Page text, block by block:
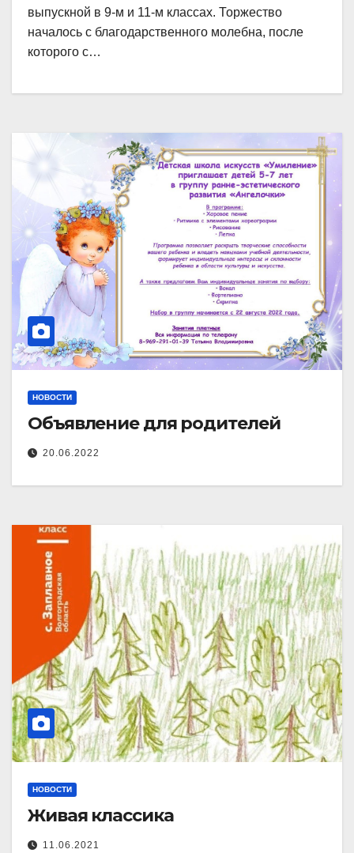
выпускной в 9-м и 11-м классах. Торжество
началось с благодарственного молебна, после
которого с…
НОВОСТИ
Объявление для родителей
20.06.2022
НОВОСТИ
Живая классика
11.06.2021